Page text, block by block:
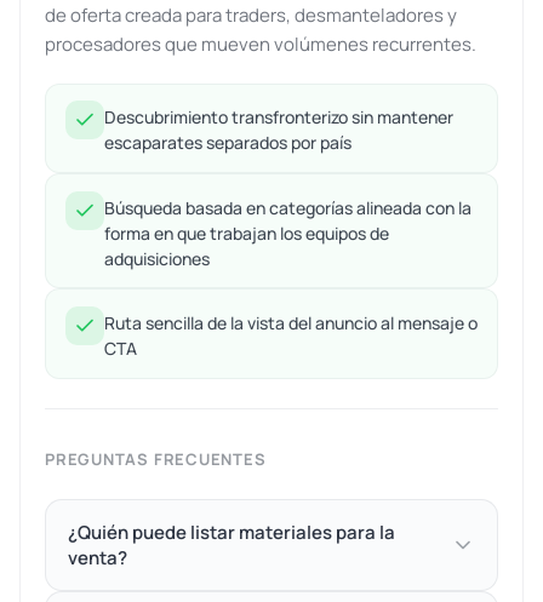
de oferta creada para traders, desmanteladores y
procesadores que mueven volúmenes recurrentes.
Descubrimiento transfronterizo sin mantener
escaparates separados por país
Búsqueda basada en categorías alineada con la
forma en que trabajan los equipos de
adquisiciones
Ruta sencilla de la vista del anuncio al mensaje o
CTA
PREGUNTAS FRECUENTES
¿Quién puede listar materiales para la
venta?